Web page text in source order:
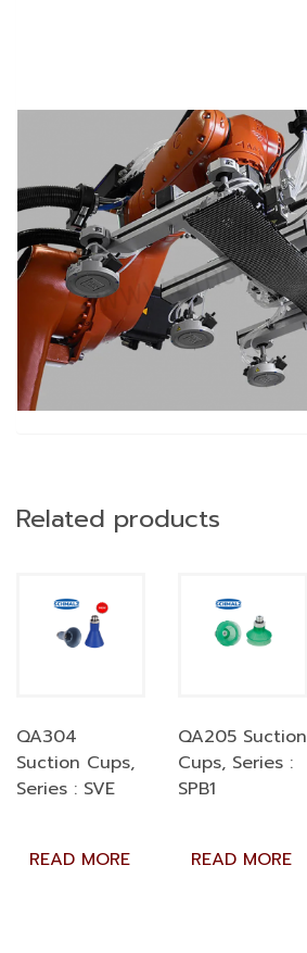
Related products
QA304
Suction Cups,
Series : SVE
READ MORE
QA205 Suction
Cups, Series :
SPB1
READ MORE